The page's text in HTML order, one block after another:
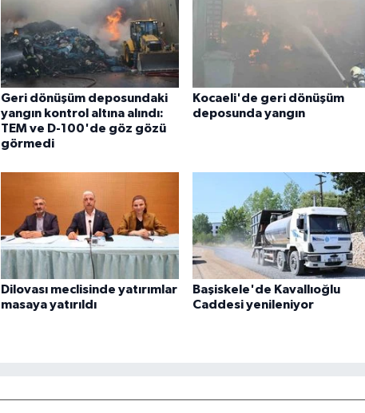
Geri dönüşüm deposundaki
yangın kontrol altına alındı:
TEM ve D-100'de göz gözü
görmedi
Kocaeli'de geri dönüşüm
deposunda yangın
Dilovası meclisinde yatırımlar
masaya yatırıldı
Başiskele'de Kavallıoğlu
Caddesi yenileniyor